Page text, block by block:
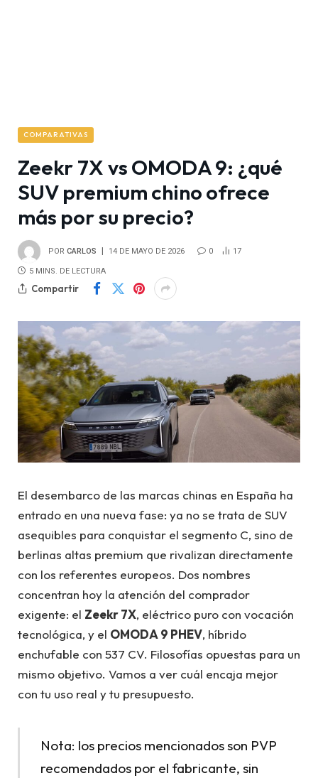
COMPARATIVAS
Zeekr 7X vs OMODA 9: ¿qué
SUV premium chino ofrece
más por su precio?
POR CARLOS 14 DE MAYO DE 2026 0 17
5 MINS. DE LECTURA
Compartir
El desembarco de las marcas chinas en España ha
entrado en una nueva fase: ya no se trata de SUV
asequibles para conquistar el segmento C, sino de
berlinas altas premium que rivalizan directamente
con los referentes europeos. Dos nombres
concentran hoy la atención del comprador
exigente: el Zeekr 7X, eléctrico puro con vocación
tecnológica, y el OMODA 9 PHEV, híbrido
enchufable con 537 CV. Filosofías opuestas para un
mismo objetivo. Vamos a ver cuál encaja mejor
con tu uso real y tu presupuesto.
Nota: los precios mencionados son PVP
recomendados por el fabricante, sin